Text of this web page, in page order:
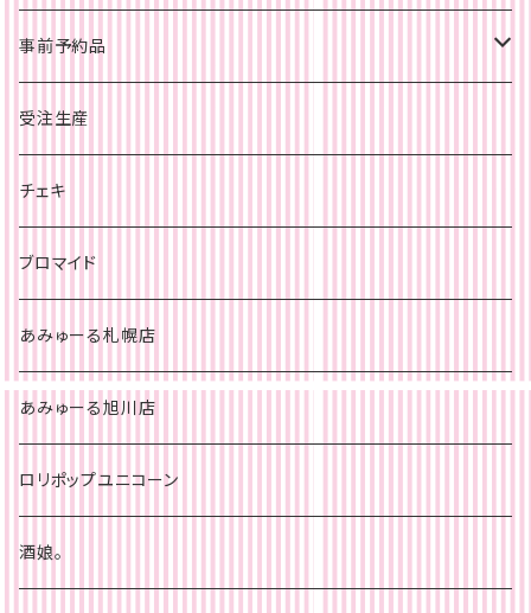
事前予約品
旭川店
チェキ
札幌店
チェキ
受注生産
チェキ
ブロマイド
あみゅーる札幌店
あみゅーる旭川店
ロリポップユニコーン
酒娘。